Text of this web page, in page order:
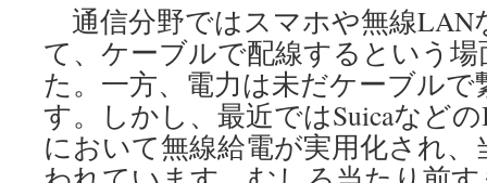
キ
ッ
通信分野ではスマホや無線LAN
て、ケーブルで配線するという
た。一方、電力は未だケーブル
す。しかし、最近ではSuicaなど
において無線給電が実用化され